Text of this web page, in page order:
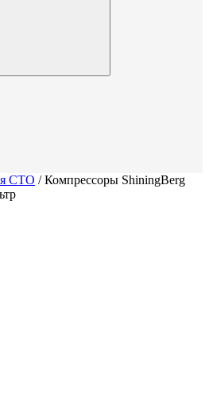
СТО /Компрессоры ShiningBerg